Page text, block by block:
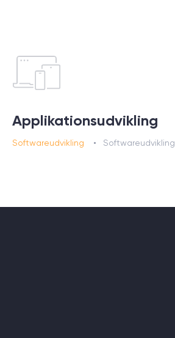
Applikationsudvikling
Softwareudvikling Softwareudvikling